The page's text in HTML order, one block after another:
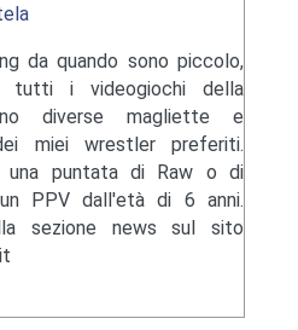
da quando sono piccolo,
tutti i videogiochi della
diverse magliette e
miei wrestler preferiti.
una puntata di Raw o di
PPV dall'età di 6 anni.
sezione news sul sito